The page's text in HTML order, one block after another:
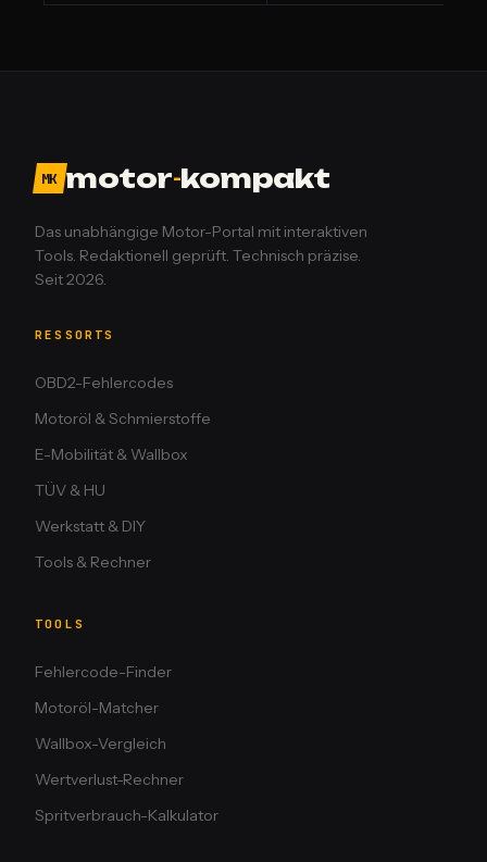
MK motor-kompakt
Das unabhängige Motor-Portal mit interaktiven
Tools. Redaktionell geprüft. Technisch präzise.
Seit 2026.
RESSORTS
OBD2-Fehlercodes
Motoröl & Schmierstoffe
E-Mobilität & Wallbox
TÜV & HU
Werkstatt & DIY
Tools & Rechner
TOOLS
Fehlercode-Finder
Motoröl-Matcher
Wallbox-Vergleich
Wertverlust-Rechner
Spritverbrauch-Kalkulator